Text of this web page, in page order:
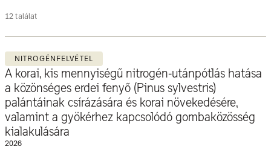
12 találat
NITROGÉNFELVÉTEL
A korai, kis mennyiségű nitrogén-utánpótlás hatása
a közönséges erdei fenyő (Pinus sylvestris)
palántáinak csírázására és korai növekedésére,
valamint a gyökérhez kapcsolódó gombaközösség
kialakulására
2026